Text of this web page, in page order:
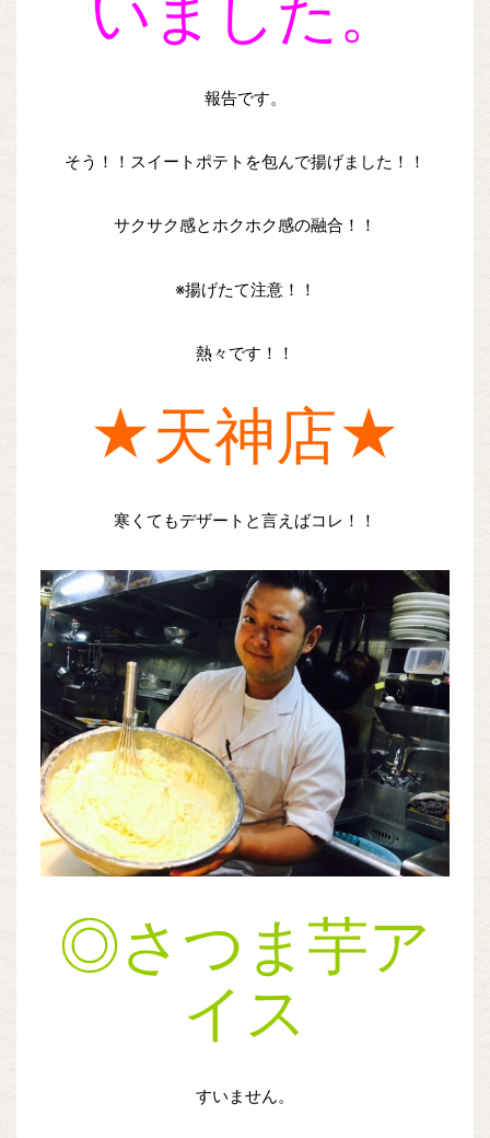
報告です。
そう！！スイートポテトを包んで揚げました！！
サクサク感とホクホク感の融合！！
※揚げたて注意！！
熱々です！！
★天神店★
寒くてもデザートと言えばコレ！！
◎さつま芋ア
イス
すいません。